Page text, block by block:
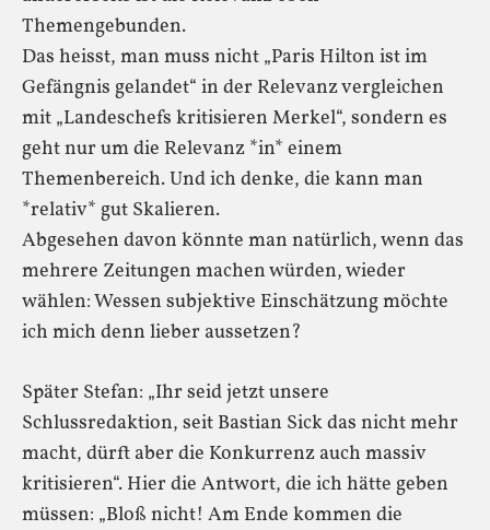
Themengebunden.
Das heisst, man muss nicht „Paris Hilton ist im
Gefängnis gelandet“ in der Relevanz vergleichen
mit „Landeschefs kritisieren Merkel“, sondern es
geht nur um die Relevanz *in* einem
Themenbereich. Und ich denke, die kann man
*relativ* gut Skalieren.
Abgesehen davon könnte man natürlich, wenn das
mehrere Zeitungen machen würden, wieder
wählen: Wessen subjektive Einschätzung möchte
ich mich denn lieber aussetzen?
Später Stefan: „Ihr seid jetzt unsere
Schlussredaktion, seit Bastian Sick das nicht mehr
macht, dürft aber die Konkurrenz auch massiv
kritisieren“. Hier die Antwort, die ich hätte geben
müssen: „Bloß nicht! Am Ende kommen die